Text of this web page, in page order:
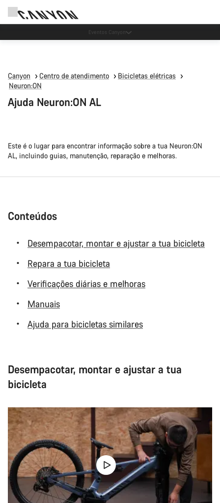
Eventos Canyon
Canyon Centro de atendimento
Bicicletas elétricas
Neuron:ON
Ajuda Neuron:ON AL
Este é o lugar para encontrar informação sobre a tua Neuron:ON
AL, incluindo guias, manutenção, reparação e melhoras.
Conteúdos
Desempacotar, montar e ajustar a tua bicicleta
Repara a tua bicicleta
Verificações diárias e melhoras
Manuais
Ajuda para bicicletas similares
Desempacotar, montar e ajustar a tua
bicicleta